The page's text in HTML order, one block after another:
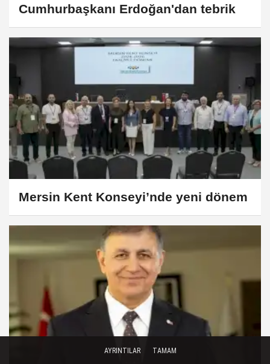
Cumhurbaşkanı Erdoğan'dan tebrik
Mersin Kent Konseyi’nde yeni dönem
AYRINTILAR TAMAM